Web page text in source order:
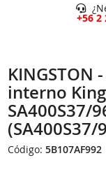
+56 2
KINGSTON
interno
SA400S37/
(SA400S37/
Código:5B107AF992